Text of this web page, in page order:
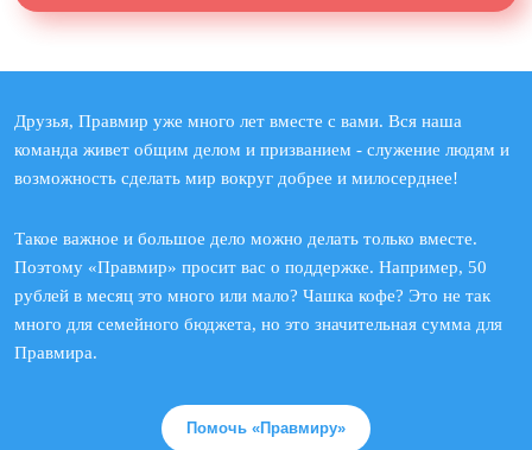
Друзья, Правмир уже много лет вместе с вами. Вся наша
команда живет общим делом и призванием - служение людям и
возможность сделать мир вокруг добрее и милосерднее!
Такое важное и большое дело можно делать только вместе.
Поэтому «Правмир» просит вас о поддержке. Например, 50
рублей в месяц это много или мало? Чашка кофе? Это не так
много для семейного бюджета, но это значительная сумма для
Правмира.
Помочь «Правмиру»